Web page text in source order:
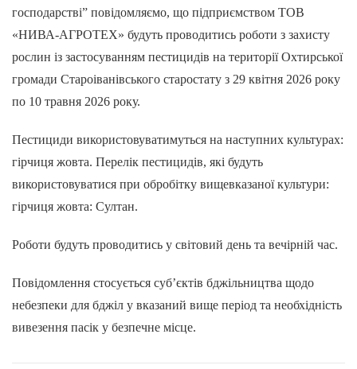
господарстві” повідомляємо, що підприємством ТОВ
«НИВА-АГРОТЕХ» будуть проводитись роботи з захисту
рослин із застосуванням пестицидів на території Охтирської
громади Староіванівського старостату з 29 квітня 2026 року
по 10 травня 2026 року.
Пестициди використовуватимуться на наступних культурах:
гірчиця жовта. Перелік пестицидів, які будуть
використовуватися при обробітку вищевказаної культури:
гірчиця жовта: Султан.
Роботи будуть проводитись у світовий день та вечірній час.
Повідомлення стосується суб’єктів бджільництва щодо
небезпеки для бджіл у вказаний вище період та необхідність
вивезення пасік у безпечне місце.